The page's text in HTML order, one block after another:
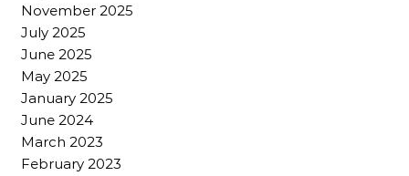
November 2025
July 2025
June 2025
May 2025
January 2025
June 2024
March 2023
February 2023